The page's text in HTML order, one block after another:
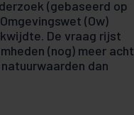
(gebaseerd op
(Ow)
De vraag rijst
(nog) meer acht
dan